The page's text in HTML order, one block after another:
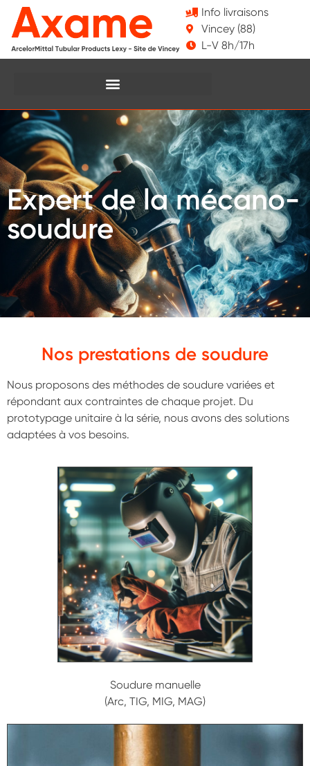
Info livraisons
Vincey (88)
L-V 8h/17h
Expert de la mécano-
soudure
Nos prestations de soudure
Nous proposons des méthodes de soudure variées et
répondant aux contraintes de chaque projet. Du
prototypage unitaire à la série, nous avons des solutions
adaptées à vos besoins.
Soudure manuelle
(Arc, TIG, MIG, MAG)